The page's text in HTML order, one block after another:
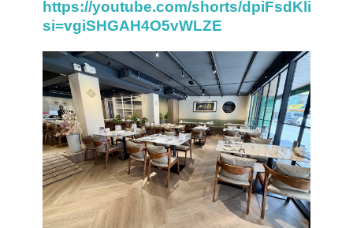
https://youtube.com/shorts/dpiFsdKliPk?
si=vgiSHGAH4O5vWLZE